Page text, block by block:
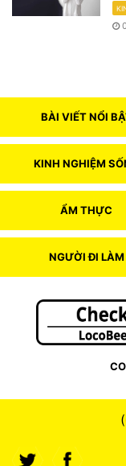
BÀI VIẾT NỔI
KINH NGHIỆM
ẨM THỰC
NGƯỜI ĐI LÀM